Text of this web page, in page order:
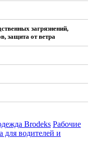
загрязнений,
защита от ветра
Brodeks Рабочие
для водителей и